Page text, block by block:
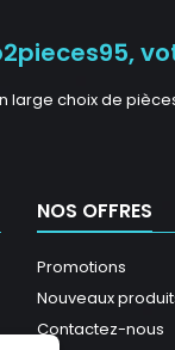
large choix de
NOS OFFRES
Promotions
Nouveaux
Contactez-nous